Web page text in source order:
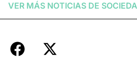
VER MÁS NOTICIAS DE